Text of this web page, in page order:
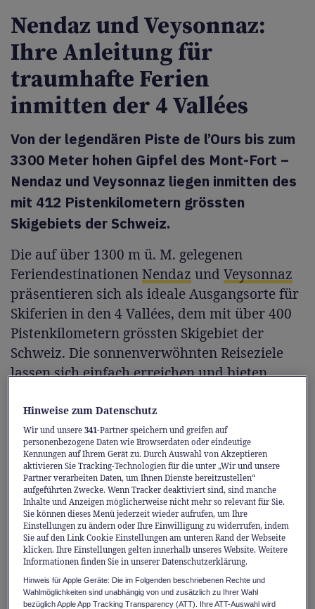
Nendaz und Veysonnaz:
Ihre Anleitung für
traumhafte Ferien
inmitten der 4 Vallées
Von der legendären Piste de l’Ours bis zum
3300 Meter hohen Gipfel des Mont-Fort –
Nendaz und Veysonnaz liegen inmitten des
mit 412 Pistenkilometern grössten
Skigebiets der Schweiz.
Die auf über 1300 m ü. M. gelegenen
FeriendestinationenNendaz undVeysonnaz
präsentieren sich als ideale Ausgangsorte für
Skiferien in den 4 Vallées, dem mit über 400
Pistenkilometern grössten Skigebiet der
Schweiz. Die sonnenverwöhnten Reiseziele
lassen sich einfach erreichen und bieten
Kleinkindern, Genussfahrerinnen und
Genussfahrer oder Freeride-Fans. Dank
schneesicherer Pisten bis zum Ende der
Saison und zahlreicher Restaurants auf dem
Berg und in den Ferienorten selbst bieten die
Destinationen ein Erlebnis, das weit über den
Wintersport hinausgeht: Es warten
kulinarische Highlights und entspannte
Momente mit unvergleichlichem
Gipfelpanorama.
Hinweise zum Datenschutz
Wir und unsere341-Partner speichern und greifen auf
personenbezogene Daten wie Browserdaten oder eindeutige
Kennungen auf Ihrem Gerät zu. Durch Auswahl von Akzeptieren
aktivieren Sie Tracking-Technologien für die unter „Wir und unsere
Partner verarbeiten Daten, um Ihnen Dienste bereitzustellen“
aufgeführten Zwecke. Wenn Tracker deaktiviert sind, sind manche
Inhalte und Anzeigen möglicherweise nicht mehr so relevant für Sie.
Sie können dieses Menü jederzeit wieder aufrufen, um Ihre
Einstellungen zu ändern oder Ihre Einwilligung zu widerrufen, indem
Sie auf den Link Cookie Einstellungen am unteren Rand der Webseite
klicken. Ihre Einstellungen gelten innerhalb unseres Website. Weitere
Informationen finden Sie in unserer Datenschutzerklärung.
Hinweis für Apple Geräte: Die im Folgenden beschriebenen Rechte und
Wahlmöglichkeiten sind unabhängig von und zusätzlich zu Ihrer Wahl
bezüglich Apple App Tracking Transparency (ATT). Ihre ATT-Auswahl wird